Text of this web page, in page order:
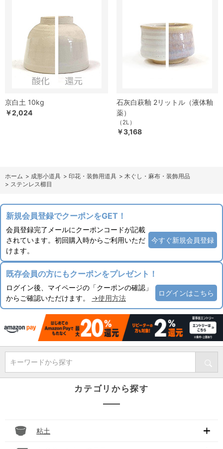
京白土 10kg
￥2,024
石灰白萩釉 2リットル（液体釉
薬）
（2L）
￥3,168
ホーム > 成形小道具 > 印花・装飾用道具 > 木ぐし・麻布・装飾用品
> ステンレス櫛目
新規会員登録でクーポンをGET！
会員登録完了メールにクーポンコードが記載
されています。初回購入時からご利用いただ
けます。
今すぐ新規会員登録
既存会員の方にもクーポンをプレゼント！
ログイン後、マイページの「クーポンの確認」
からご確認いただけます。 →使用方法
ログインはこちら
キーワードから探す
カテゴリから探す
粘土